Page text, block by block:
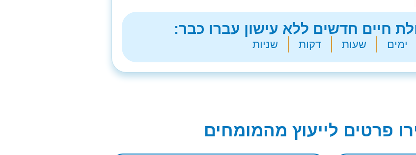
חיים חדשים ללא עישון עברו כבר:
ימים שעות דקות שניות
פרטים לייעוץ מהמומחים